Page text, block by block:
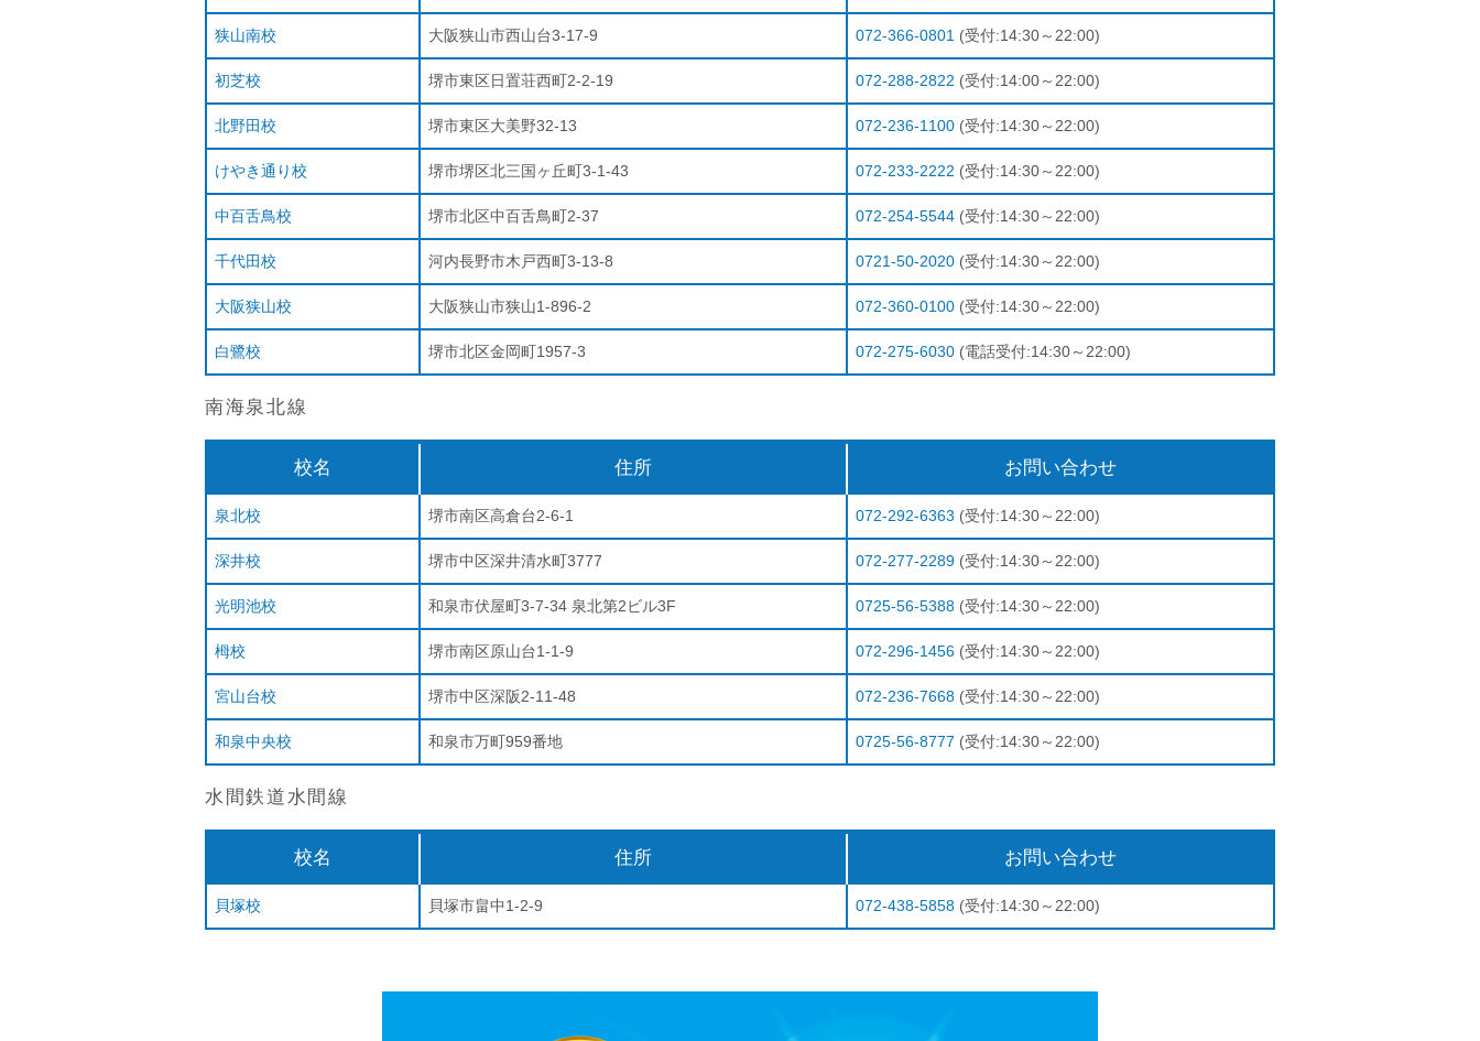
狭山南校 大阪狭山市西山台3-17-9 072-366-0801 (受付:14:30～22:00)
初芝校 堺市東区日置荘西町2-2-19 072-288-2822 (受付:14:00～22:00)
北野田校 堺市東区大美野32-13 072-236-1100 (受付:14:30～22:00)
けやき通り校 堺市堺区北三国ヶ丘町3-1-43 072-233-2222 (受付:14:30～22:00)
中百舌鳥校 堺市北区中百舌鳥町2-37 072-254-5544 (受付:14:30～22:00)
千代田校 河内長野市木戸西町3-13-8 0721-50-2020 (受付:14:30～22:00)
大阪狭山校 大阪狭山市狭山1-896-2 072-360-0100 (受付:14:30～22:00)
白鷺校 堺市北区金岡町1957-3 072-275-6030 (電話受付:14:30～22:00)
南海泉北線
校名 住所 お問い合わせ
泉北校 堺市南区高倉台2-6-1 072-292-6363 (受付:14:30～22:00)
深井校 堺市中区深井清水町3777 072-277-2289 (受付:14:30～22:00)
光明池校 和泉市伏屋町3-7-34 泉北第2ビル3F 0725-56-5388 (受付:14:30～22:00)
栂校 堺市南区原山台1-1-9 072-296-1456 (受付:14:30～22:00)
宮山台校 堺市中区深阪2-11-48 072-236-7668 (受付:14:30～22:00)
和泉中央校 和泉市万町959番地 0725-56-8777 (受付:14:30～22:00)
水間鉄道水間線
校名 住所 お問い合わせ
貝塚校 貝塚市畠中1-2-9 072-438-5858 (受付:14:30～22:00)